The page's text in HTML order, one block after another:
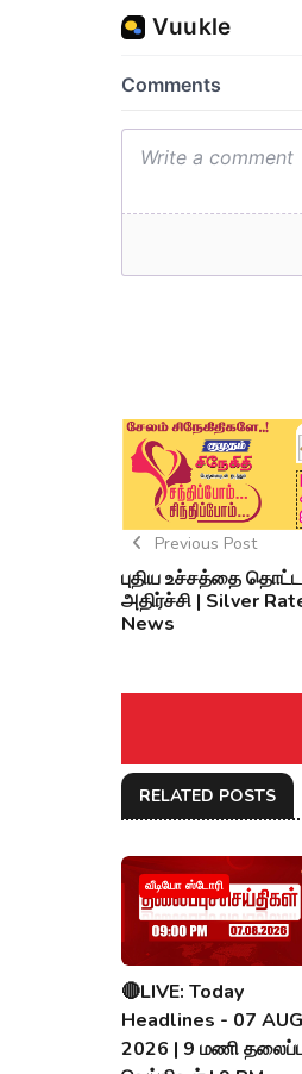
Previous Post
புதிய உச்சத்தை
அதிர்ச்சி | Silver
News
RELATED POSTS
வீடியோ ஸ்டோரி
🔴LIVE: Today
Headlines - 07 AUG
2026 | 9 மணி